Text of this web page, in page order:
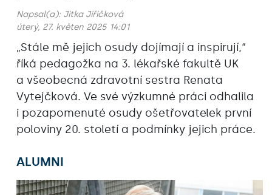
Napsal(a): Jitka Jiřičková
úterý, 27. květen 2025 14:01
„Stále mě jejich osudy dojímají a inspirují,“
říká pedagožka na 3. lékařské fakultě UK
a všeobecná zdravotní sestra Renata
Vytejčková. Ve své výzkumné práci odhalila
i pozapomenuté osudy ošetřovatelek první
poloviny 20. století a podmínky jejich práce.
ALUMNI